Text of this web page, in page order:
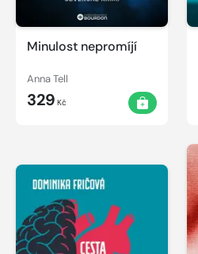
Minulost nepromíjí
Anna Tell
329 Kč